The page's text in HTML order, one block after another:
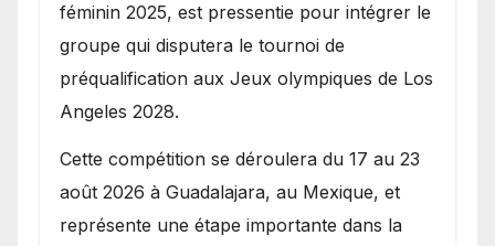
féminin 2025, est pressentie pour intégrer le
groupe qui disputera le tournoi de
préqualification aux Jeux olympiques de Los
Angeles 2028.
Cette compétition se déroulera du 17 au 23
août 2026 à Guadalajara, au Mexique, et
représente une étape importante dans la